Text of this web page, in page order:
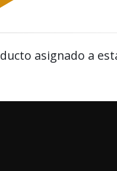
asignado a